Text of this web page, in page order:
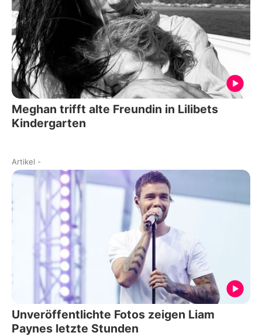
Meghan trifft alte Freundin in Lilibets
Kindergarten
Artikel -
Unveröffentlichte Fotos zeigen Liam
Paynes letzte Stunden